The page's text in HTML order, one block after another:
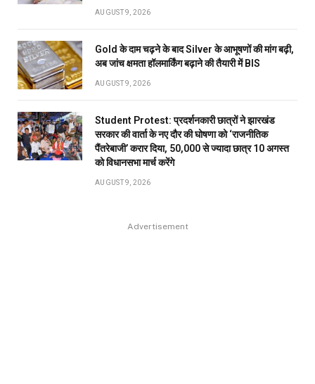
AUGUST 9, 2026
Gold के दाम चढ़ने के बाद Silver के आभूषणों की मांग बढ़ी,
अब जांच क्षमता हॉलमार्किंग बढ़ाने की तैयारी में BIS
AUGUST 9, 2026
Student Protest: प्रदर्शनकारी छात्रों ने झारखंड
सरकार की वार्ता के नए दौर की घोषणा को ‘राजनीतिक
पैंतरेबाजी’ करार दिया, 50,000 से ज्यादा छात्र 10 अगस्त
को विधानसभा मार्च करेंगे
AUGUST 9, 2026
Advertisement